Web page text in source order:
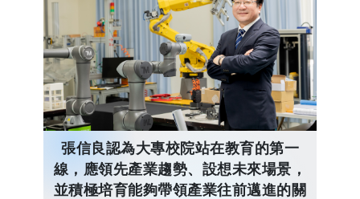
張信良認為大專校院站在教育的第一
線，應領先產業趨勢、設想未來場景，
並積極培育能夠帶領產業往前邁進的關